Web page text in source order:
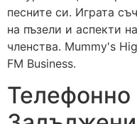
песните си. Играта
на пъзели и аспекти
членства. Mummy's
FM Business.